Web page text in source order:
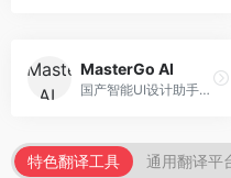
MasterGo AI
国产智能UI设计助手，专注于界面设计自动化。面向UI设计师，提供界面生成、组件设计、设计系统构建等服务，中文用户适配性好。
特色翻译工具 通用翻译平